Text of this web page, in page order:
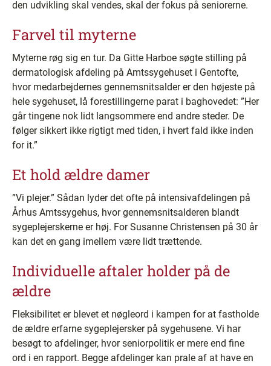
den udvikling skal vendes, skal der fokus på seniorerne.
Farvel til myterne
Myterne røg sig en tur. Da Gitte Harboe søgte stilling på
dermatologisk afdeling på Amtssygehuset i Gentofte,
hvor medarbejdernes gennemsnitsalder er den højeste på
hele sygehuset, lå forestillingerne parat i baghovedet: ”Her
går tingene nok lidt langsommere end andre steder. De
følger sikkert ikke rigtigt med tiden, i hvert fald ikke inden
for it.”
Et hold ældre damer
”Vi plejer.” Sådan lyder det ofte på intensivafdelingen på
Århus Amtssygehus, hvor gennemsnitsalderen blandt
sygeplejerskerne er høj. For Susanne Christensen på 30 år
kan det en gang imellem være lidt trættende.
Individuelle aftaler holder på de
ældre
Fleksibilitet er blevet et nøgleord i kampen for at fastholde
de ældre erfarne sygeplejersker på sygehusene. Vi har
besøgt to afdelinger, hvor seniorpolitik er mere end fine
ord i en rapport. Begge afdelinger kan prale af at have en